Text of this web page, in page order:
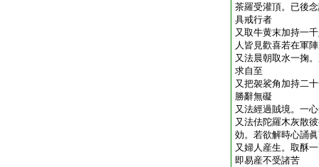
茶羅受灌頂。已後
具戒行者
又取牛黄末加持一
人皆見歡喜若在軍
又法晨朝取水一掬
求自至
又把袈裟角加持二
勝辭無礙
又法經過賊境。一
又法佉陀羅木灰散
効。若欲解時心誦
又婦人産生。取酥
即易産不受諸苦